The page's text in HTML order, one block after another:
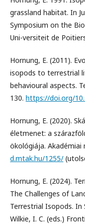
grassland habitat. In
Symposium on the
Uni-versiteit de
Hornung, E. (2011).
isopods to terrestrial
behavioural aspects.
130. https://doi.org/
Hornung, E. (2020).
életmenet: a
ökológiája. Akadémiai
d.mtak.hu/1255/
Hornung, E. (2024).
The Challenges of
Terrestrial Isopods. In
Wilkie, I. C. (eds.)